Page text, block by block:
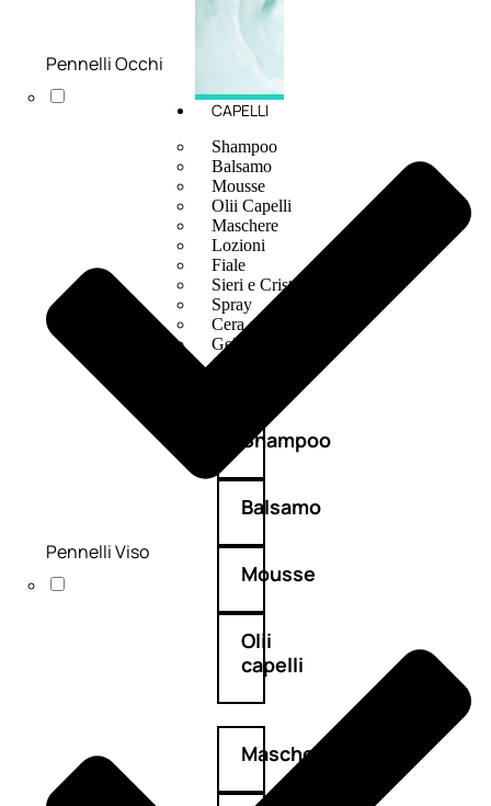
CAPELLI
Shampoo
Balsamo
Mousse
Olii Capelli
Maschere
Lozioni
Fiale
Sieri e Cristalli
Spray
Cera e Crema
Gel Capelli
Colorazione
Shampoo
Balsamo
Mousse
Olii
capelli
Maschere
Pennelli Occhi
Pennelli Viso